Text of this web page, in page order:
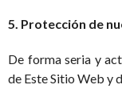
5. Protección de
De forma seria y
de Este Sitio Web y